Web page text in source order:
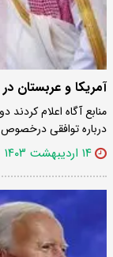
آمریکا و عربستان
منابع آگاه اعلام
درباره توافقی
۱۴ اردیبهشت ۱۴۰۳